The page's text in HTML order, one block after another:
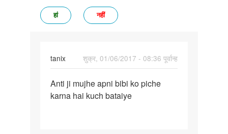
हां नहीं
tanix
शुक्र, 01/06/2017 - 08:36 पूर्वान्ह
Anti
ji
Anti ji mujhe apni bibi ko piche
karna hai kuch bataiye